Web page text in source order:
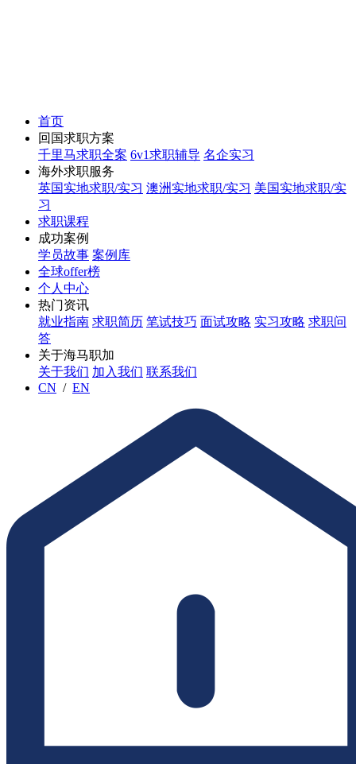
首页
回国求职方案
千里马求职全案 6v1求职辅导 名企实习
海外求职服务
英国实地求职/实习 澳洲实地求职/实习 美国实地求职/实
习
求职课程
成功案例
学员故事 案例库
全球offer榜
个人中心
热门资讯
就业指南 求职简历 笔试技巧 面试攻略 实习攻略 求职问
答
关于海马职加
关于我们 加入我们 联系我们
CN / EN